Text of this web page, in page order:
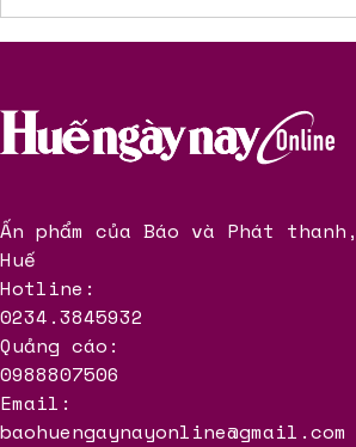
Ấn phẩm của Báo và Phát
Huế
Hotline:
0234.3845932
Quảng cáo:
0988807506
Email:
baohuengaynayonline@gmail.com